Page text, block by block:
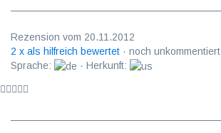
Rezension vom 20.11.2012
2 x als hilfreich bewertet · noch unkommentiert
Sprache:
· Herkunft: